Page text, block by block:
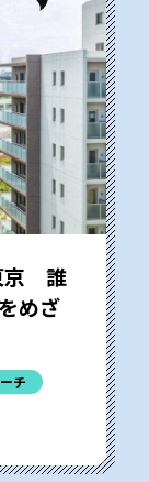
京 誰
めざ
チ